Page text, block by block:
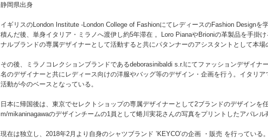
静岡県出身
イギリスのLondon Institute -London College of FashionにてレディースのFashion Designを
積んだ後、単身イタリア・ミラノへ渡伊し約5年滞在 。Loro PianaやBrioniの革製品を手掛
ナルブランドの専属デザイナーとして活動すると共にパタンナーのアシスタントとして本場
その後、ミラノコレクションブランドであるdeborasinibaldi s.r.lにてファッションデザイナ
名のデザイナーと共にレディース向けの洋服やバッグ等のデザイン・企画を行う。イタリ
活動が今のベースとなっている。
日本に帰国後は、東京でセレクトショップの専属デザイナーとして2ブランドのデザインを
m/mikaninagawaのデザインチームの1員として蜷川実花さんの写真をプリントしたアパレル
現在は独立し、2018年2月より自身のシャツブランド ’KEYCO’の企画 ・販売 を行っている。